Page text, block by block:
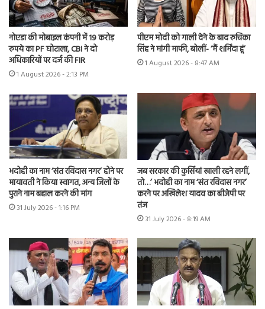
नोएडा की मोबाइल कंपनी में 19 करोड़
रुपये का PF घोटाला, CBI ने दो
अधिकारियों पर दर्ज की FIR
1 August 2026 - 2:13 PM
पीएम मोदी को गाली देने के बाद रुचिका
सिंह ने मांगी माफी, बोलीं- ‘मैं शर्मिंदा हूं’
1 August 2026 - 8:47 AM
भदोही का नाम ‘संत रविदास नगर’ होने पर
मायावती ने किया स्वागत, अन्य जिलों के
पुराने नाम बहाल करने की मांग
31 July 2026 - 1:16 PM
जब सरकार की कुर्सियां खाली रहने लगीं,
तो…’ भदोही का नाम ‘संत रविदास नगर’
करने पर अखिलेश यादव का बीजेपी पर
तंज
31 July 2026 - 8:19 AM